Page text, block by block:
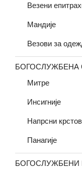
Везени
Мандије
Везови за
БОГОСЛУЖБЕНА
Митре
Инсигније
Напрсни
Панагије
БОГОСЛУЖБЕНИ